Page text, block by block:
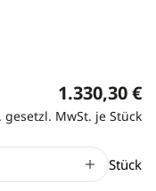
1.330,30 €
MwSt. je Stück
Stück